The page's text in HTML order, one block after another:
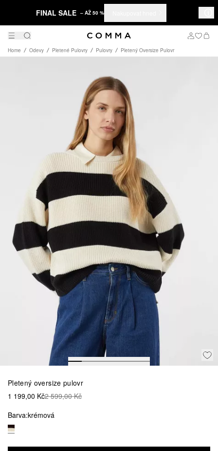
FINAL SALE – AŽ 50 %
Home Odevy Pletené Pulovry Pulovry Pletený Oversize Pulovr
Pletený oversize pulovr
1 199,00 Kč2 599,00 Kč
Barva:krémová